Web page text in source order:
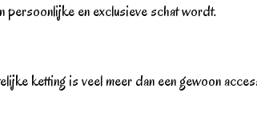
persoonlijke en exclusieve schat wordt.
ketting is veel meer dan een gewoon